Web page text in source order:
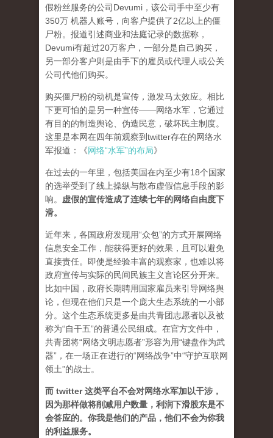
假粉丝服务的公司Devumi，该公司手中至少有
350万 机器人账号，向客户提供了2亿以上的僵
尸粉。报道引述商业和法庭记录的数据称，
Devumi有超过20万客户，一部分是自己购买，
另一部分客户则是由手下的雇员或代理人或公关
公司代他们购买。
购买僵尸粉的动机是宣传，激发马太效应。相比
下更可怕的是另一种宣传——网络水军，它通过
有目的的制造舆论、伪造民意，破坏民主制度。
这里是本网在四年前观察到twitter存在的网络水
军报道：《网络“水军”的布局》
在过去的一年里，包括美国在内至少有18个国家
的选举受到了线上操纵与散布虚假信息手段的影
响。 虚假的宣传造成了连续七年的网络自由度下
滑。
近年来，各国政府发现用“众包”的方式开展网络
信息安全工作，能获得更好的效果，且可以避免
直接责任。即使是经验丰富的观察家，也难以将
政府宣传与实际的民间民族主义言论区分开来。
比如中国，政府长期聘用国家雇员来引导网络舆
论，但现在他们只是一个庞大生态系统的一小部
分。这个生态系统更多是由共青团志愿者以及被
称为“自干五”的普通公民组成。在官方文件中，
共青团将“网络文明志愿者”形容为用“键盘作为武
器”，在一场正在进行的“网络战争”中“守护互联网
领土”的战士。
而 twitter 这类平台不会对网络水军加以干涉，
因为那样做将削减用户数量，利润下滑股东是不
会答应的。你我是他们的产品，他们不会为你我
的利益服务。